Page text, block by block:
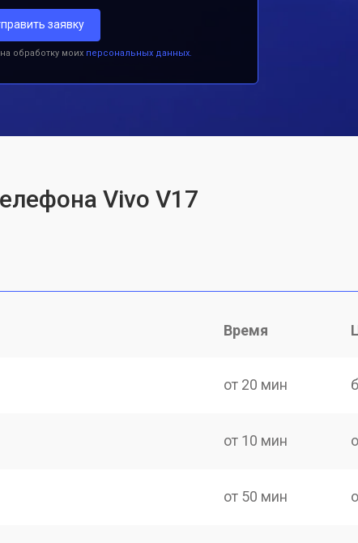
заявку
обработку моих персональных данных.
Vivo V17
Время
от 20 мин
от 10 мин
от 50 мин